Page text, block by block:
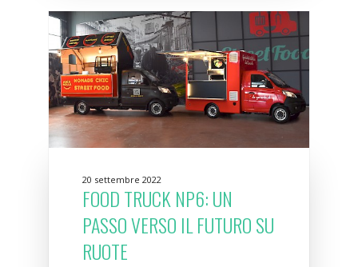
20 settembre 2022
FOOD TRUCK NP6: UN
PASSO VERSO IL FUTURO SU
RUOTE